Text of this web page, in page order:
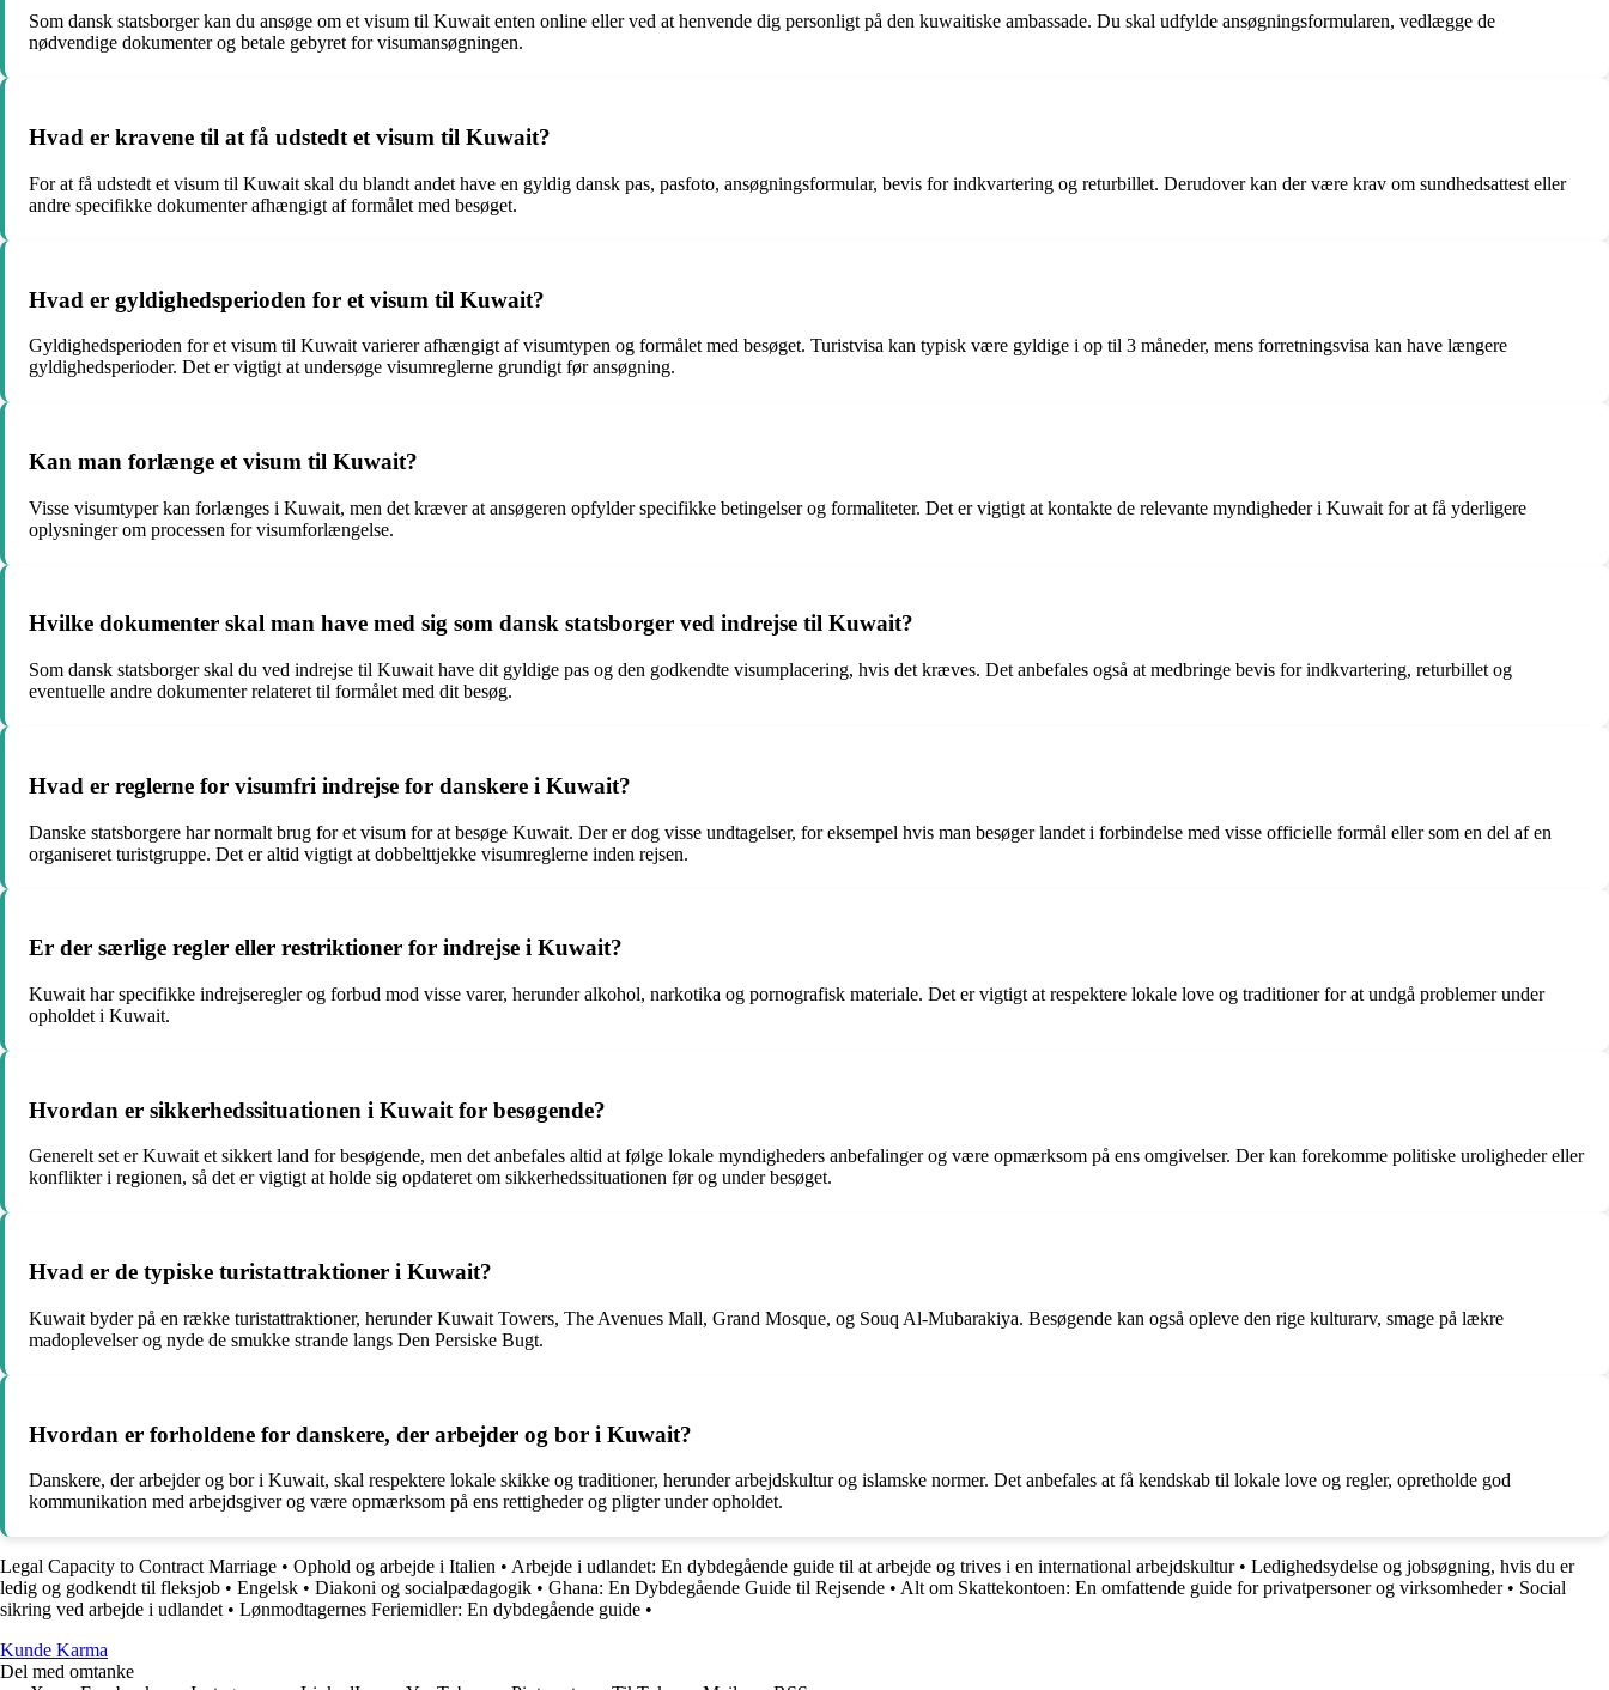
Som dansk statsborger kan du ansøge om et visum til Kuwait enten online eller ved at henvende dig personligt på den kuwaitiske ambassade. Du skal udfylde ansøgningsformularen, vedlægge de
nødvendige dokumenter og betale gebyret for visumansøgningen.
Hvad er kravene til at få udstedt et visum til Kuwait?
For at få udstedt et visum til Kuwait skal du blandt andet have en gyldig dansk pas, pasfoto, ansøgningsformular, bevis for indkvartering og returbillet. Derudover kan der være krav om sundhedsattest eller
andre specifikke dokumenter afhængigt af formålet med besøget.
Hvad er gyldighedsperioden for et visum til Kuwait?
Gyldighedsperioden for et visum til Kuwait varierer afhængigt af visumtypen og formålet med besøget. Turistvisa kan typisk være gyldige i op til 3 måneder, mens forretningsvisa kan have længere
gyldighedsperioder. Det er vigtigt at undersøge visumreglerne grundigt før ansøgning.
Kan man forlænge et visum til Kuwait?
Visse visumtyper kan forlænges i Kuwait, men det kræver at ansøgeren opfylder specifikke betingelser og formaliteter. Det er vigtigt at kontakte de relevante myndigheder i Kuwait for at få yderligere
oplysninger om processen for visumforlængelse.
Hvilke dokumenter skal man have med sig som dansk statsborger ved indrejse til Kuwait?
Som dansk statsborger skal du ved indrejse til Kuwait have dit gyldige pas og den godkendte visumplacering, hvis det kræves. Det anbefales også at medbringe bevis for indkvartering, returbillet og
eventuelle andre dokumenter relateret til formålet med dit besøg.
Hvad er reglerne for visumfri indrejse for danskere i Kuwait?
Danske statsborgere har normalt brug for et visum for at besøge Kuwait. Der er dog visse undtagelser, for eksempel hvis man besøger landet i forbindelse med visse officielle formål eller som en del af en
organiseret turistgruppe. Det er altid vigtigt at dobbelttjekke visumreglerne inden rejsen.
Er der særlige regler eller restriktioner for indrejse i Kuwait?
Kuwait har specifikke indrejseregler og forbud mod visse varer, herunder alkohol, narkotika og pornografisk materiale. Det er vigtigt at respektere lokale love og traditioner for at undgå problemer under
opholdet i Kuwait.
Hvordan er sikkerhedssituationen i Kuwait for besøgende?
Generelt set er Kuwait et sikkert land for besøgende, men det anbefales altid at følge lokale myndigheders anbefalinger og være opmærksom på ens omgivelser. Der kan forekomme politiske uroligheder eller
konflikter i regionen, så det er vigtigt at holde sig opdateret om sikkerhedssituationen før og under besøget.
Hvad er de typiske turistattraktioner i Kuwait?
Kuwait byder på en række turistattraktioner, herunder Kuwait Towers, The Avenues Mall, Grand Mosque, og Souq Al-Mubarakiya. Besøgende kan også opleve den rige kulturarv, smage på lækre
madoplevelser og nyde de smukke strande langs Den Persiske Bugt.
Hvordan er forholdene for danskere, der arbejder og bor i Kuwait?
Danskere, der arbejder og bor i Kuwait, skal respektere lokale skikke og traditioner, herunder arbejdskultur og islamske normer. Det anbefales at få kendskab til lokale love og regler, opretholde god
kommunikation med arbejdsgiver og være opmærksom på ens rettigheder og pligter under opholdet.
Legal Capacity to Contract Marriage • Ophold og arbejde i Italien • Arbejde i udlandet: En dybdegående guide til at arbejde og trives i en international arbejdskultur• Ledighedsydelse og jobsøgning, hvis du er
ledig og godkendt til fleksjob • Engelsk • Diakoni og socialpædagogik • Ghana: En Dybdegående Guide til Rejsende • Alt om Skattekontoen: En omfattende guide for privatpersoner og virksomheder• Social
sikring ved arbejde i udlandet • Lønmodtagernes Feriemidler: En dybdegående guide •
Kunde Karma
Del med omtanke